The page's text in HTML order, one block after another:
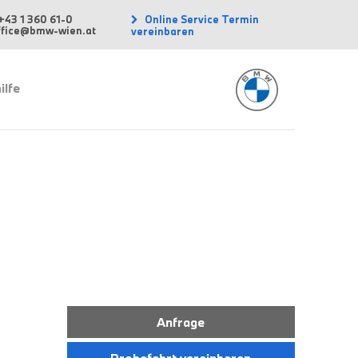
1 360 61-0
wien.at
Online Service Termin
vereinbaren
Anfrage